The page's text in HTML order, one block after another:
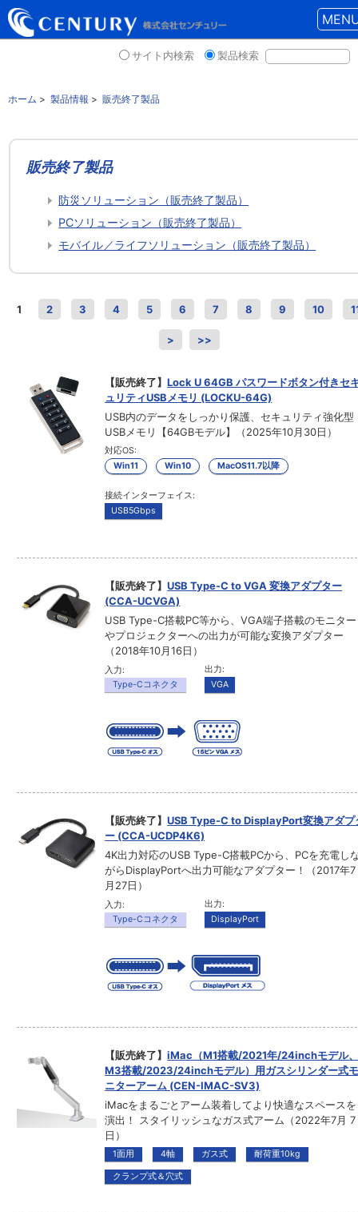
サイト内検索 製品検索
ホーム > 製品情報 > 販売終了製品
販売終了製品
防災ソリューション（販売終了製品）
PCソリューション（販売終了製品）
モバイル／ライフソリューション（販売終了製品）
1 2 3 4 5 6 7 8 9 10
> >>
【販売終了】Lock U 64GB パスワードボタン付きセ
ュリティUSBメモリ (LOCKU-64G)
USB内のデータをしっかり保護、セキュリティ強化型
USBメモリ【64GBモデル】（2025年10月30日）
対応OS:
Win11
Win10 MacOS11.7以降
接続インターフェイス:
USB5Gbps
【販売終了】USB Type-C to VGA 変換アダプター
(CCA-UCVGA)
USB Type-C搭載PC等から、VGA端子搭載のモニター
やプロジェクターへの出力が可能な変換アダプター
（2018年10月16日）
入力:
Type-Cコネクタ
出力:
VGA
【販売終了】USB Type-C to DisplayPort変換アダプ
ー (CCA-UCDP4K6)
4K出力対応のUSB Type-C搭載PCから、PCを充電し
がらDisplayPortへ出力可能なアダプター！（2017年7
月27日）
入力:
Type-Cコネクタ
出力:
DisplayPort
【販売終了】iMac（M1搭載/2021年/24inchモデル
M3搭載/2023/24inchモデル）用ガスシリンダー式
ニターアーム (CEN-IMAC-SV3)
iMacをまるごとアーム装着してより快適なスペースを
演出！ スタイリッシュなガス式アーム（2022年7月 7
日）
1面用 4軸 ガス式 耐荷重10kg
クランプ式＆穴式